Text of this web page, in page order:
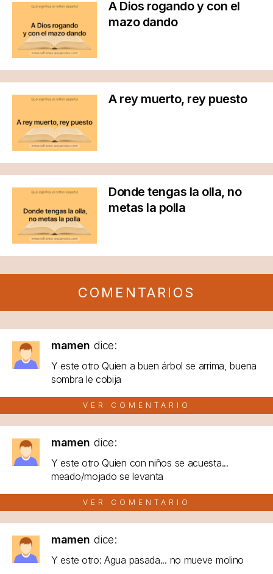
A Dios rogando y con el
mazo dando
A rey muerto, rey puesto
Donde tengas la olla, no
metas la polla
COMENTARIOS
mamen dice:
Y este otro Quien a buen árbol se arrima, buena
sombra le cobija
VER COMENTARIO
mamen dice:
Y este otro Quien con niños se acuesta...
meado/mojado se levanta
VER COMENTARIO
mamen dice:
Y este otro: Agua pasada... no mueve molino